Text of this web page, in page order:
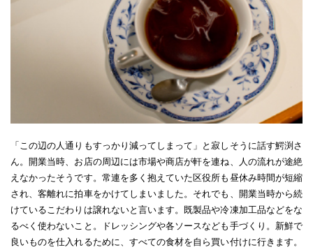
「この辺の人通りもすっかり減ってしまって」と寂しそうに話す鰐渕さ
ん。開業当時、お店の周辺には市場や商店が軒を連ね、人の流れが途絶
えなかったそうです。常連を多く抱えていた区役所も昼休み時間が短縮
され、客離れに拍車をかけてしまいました。それでも、開業当時から続
けているこだわりは譲れないと言います。既製品や冷凍加工品などをな
るべく使わないこと。ドレッシングや各ソースなども手づくり。新鮮で
良いものを仕入れるために、すべての食材を自ら買い付けに行きます。